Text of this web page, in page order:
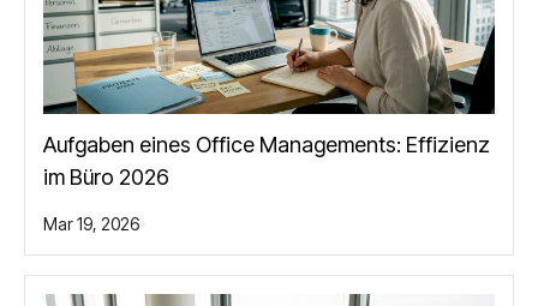
Aufgaben eines Office Managements: Effizienz
im Büro 2026
Mar 19, 2026